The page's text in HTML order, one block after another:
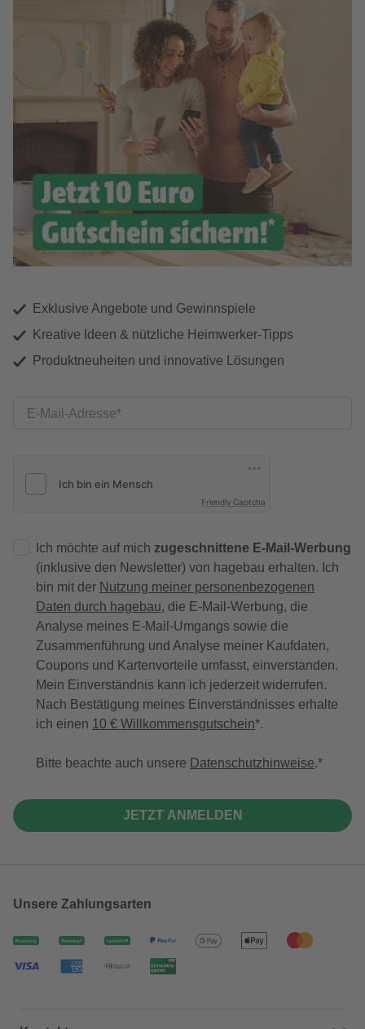
Exklusive Angebote und Gewinnspiele
Kreative Ideen & nützliche Heimwerker-Tipps
Produktneuheiten und innovative Lösungen
E-Mail-Adresse
Friendly Captcha
Ich möchte auf mich zugeschnittene E-Mail-Werbung
(inklusive den Newsletter) von hagebau erhalten. Ich
bin mit der Nutzung meiner personenbezogenen
Daten durch hagebau, die E-Mail-Werbung, die
Analyse meines E-Mail-Umgangs sowie die
Zusammenführung und Analyse meiner Kaufdaten,
Coupons und Kartenvorteile umfasst, einverstanden.
Mein Einverständnis kann ich jederzeit widerrufen.
Nach Bestätigung meines Einverständnisses erhalte
ich einen 10 € Willkommensgutschein*.
Bitte beachte auch unsere Datenschutzhinweise.
JETZT ANMELDEN
Unsere Zahlungsarten